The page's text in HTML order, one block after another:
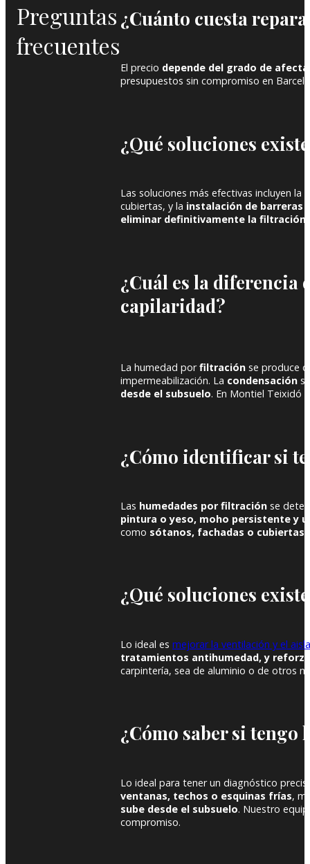
Preguntas
frecuentes
¿Cuánto cuesta
El precio depende del grado de
presupuestos sin compromiso en
¿Qué soluciones
Las soluciones más efectivas incluyen la
cubiertas, y la instalación de barreras
eliminar definitivamente la filtración
¿Cuál es la diferencia
capilaridad?
La humedad porfiltración se produce
impermeabilización. La condensación
desde el subsuelo. En Montiel Teixidó
¿Cómo identificar si
Las humedades por filtración se
pintura o yeso, moho persistente y
como sótanos, fachadas o cubiertas
¿Qué soluciones
Lo ideal es mejorar la ventilación y el
tratamientos antihumedad, y
carpintería, sea de aluminio o de otros
¿Cómo saber si
Lo ideal para tener un diagnóstico
ventanas, techos o esquinas frías,
sube desde el subsuelo. Nuestro
compromiso.